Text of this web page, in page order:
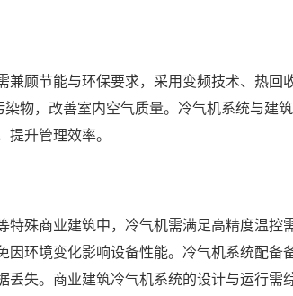
兼顾节能与环保要求，采用变频技术、热回
染物，改善室内空气质量。冷气机系统与建
提升管理效率。
特殊商业建筑中，冷气机需满足高精度温
因环境变化影响设备性能。冷气机系统配
丢失。商业建筑冷气机系统的设计与运行需